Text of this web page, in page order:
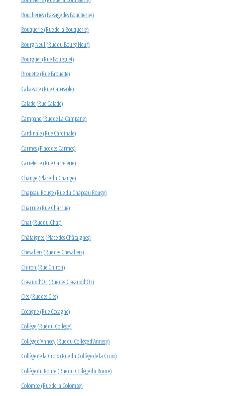
Boucheries (Passage des Boucheries)
Bouquerie (Rue de la Bouquerie)
Bourg Neuf (Rue du Bourg Neuf)
Bourguet (Rue Bourguet)
Brouette (Rue Brouette)
Cabassole (Rue Cabassole)
Calade (Rue Calade)
Campane (Rue de La Campane)
Cardinale (Rue Cardinale)
Carmes (Place des Carmes)
Carreterie (Rue Carreterie)
Change (Place du Change)
Chapeau Rouge (Rue du Chapeau Rouge)
Charrue (Rue Charrue)
Chat (Rue du Chat)
Châtaignes (Place des Châtaignes)
Chevaliers (Rue des Chevaliers)
Chiron (Rue Chiron)
Ciseaux d’Or (Rue des Ciseaux d’Or)
Clés (Rue des Clés)
Cocagne (Rue Cocagne)
Collège (Rue du Collège)
Collège d’Annecy (Rue du Collège d’Annecy)
Collège de la Croix (Rue du Collège de la Croix)
Collège du Roure (Rue du Collège du Roure)
Colombe (Rue de la Colombe)